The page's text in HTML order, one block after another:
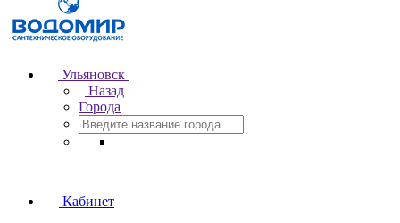
Ульяновск
Назад
Города
Кабинет